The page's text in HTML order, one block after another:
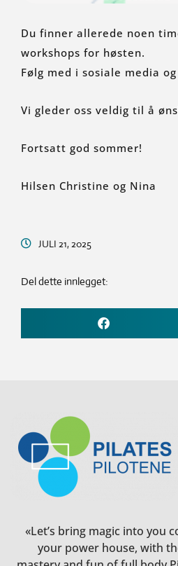
Du finner allerede noen
workshops for høsten.
Følg med i sosiale media
Vi gleder oss veldig til å
Fortsatt god sommer!
Hilsen Christine og Nina
JULI 21, 2025
Del dette innlegget:
«Let’s bring magic into you
your power house, with